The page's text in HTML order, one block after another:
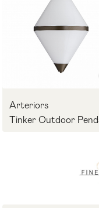
Arteriors
Tinker Outdoor